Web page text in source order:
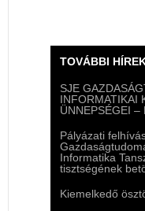
TOVÁBBI
SJE
INFORMATIKAI
ÜNNEPSÉGEI –
Pályázati
Informatika
tisztségének
Kiemelkedő